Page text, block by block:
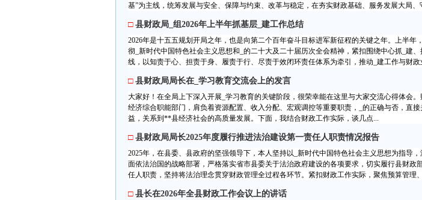
基”为主线，统筹发展与安全、保障与约束、改革与稳定，在夯实财政基础、服务发展大局、
□ 县财政局_组2026年上半年抓基层_建工作总结
2026年是十五五规划开局之年，也是向第二个百年奋斗目标进军新征程的关键之年。上半年
彻_新时代中国特色社会主义思想和_的二十大及二十届历次全会精神，紧扣围绕中心抓_建
线，以知责于心、担责于身、履责于行、尽责于效闭环责任体系为牵引，推动_建工作与财政
□ 县财政局局长在_学习教育交流会上的发言
大家好！在全局上下深入开展_学习教育的关键阶段，很荣幸能在这里与大家交流心得体会
经济综合职能部门，肩负着资源配置、收入分配、宏观调控等重要职责，_的正确与否，直
益，关系到**县经济社会的高质量发展。下面，我结合财政工作实际，谈几点...
□ 县财政局局长2025年度履行推进法治建设第一责任人职责情况报告
2025年，在县委、县政府的坚强领导下，本人坚持以_新时代中国特色社会主义思想为指导
面依法治国的战略部署，严格落实省市县委关于法治政府建设的各项要求，切实履行县财政
任人职责，坚持将法治理念贯穿财政管理全过程各环节。紧扣财政工作实际，聚焦预算管理
□ 县长在2026年全县财政工作会议上的讲话